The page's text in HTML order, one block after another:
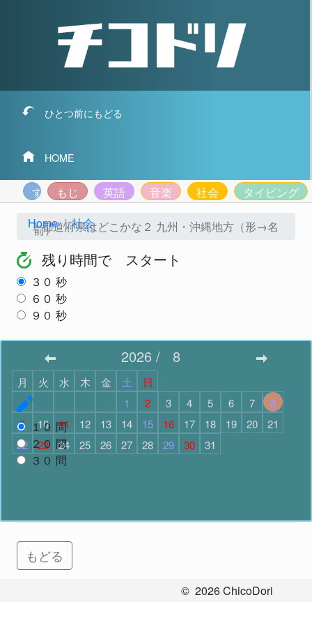
ひとつ前にもどる
HOME
2026 / 8
月 火 水 木 金 土
日
1
2 3 4 5 6 7
8
9
10 11 12 13 14 15 16 17 18 19 20
21
22
23 24 25 26 27 28 29 30 31
すうじもじ 英語 音楽 社会
タイピング
Home
社会
都道府県はどこかな２ 九州・沖縄地方（形→名
前）
残り時間で スタート
３０ 秒
６０ 秒
９０ 秒
スタート
で スタート
１０ 問
２０ 問
３０ 問
もどる
© 2026ChicoDori